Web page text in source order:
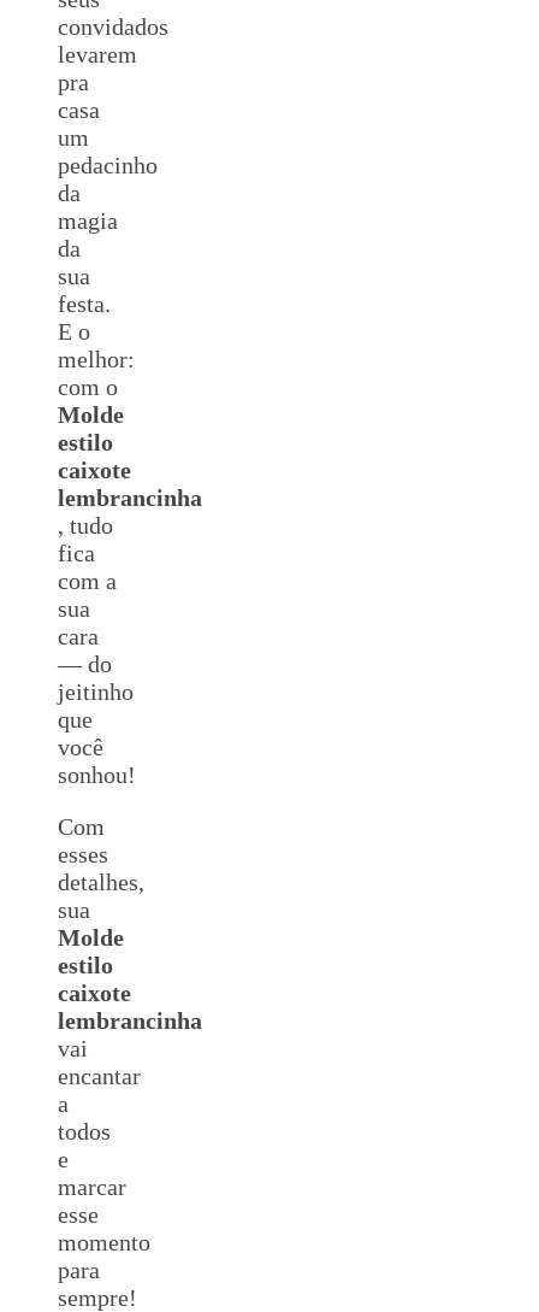
convidados
levarem
pra
casa
um
pedacinho
da
magia
da
sua
festa.
E o
melhor:
com o
Molde
estilo
caixote
lembrancinha
, tudo
fica
com a
sua
cara
— do
jeitinho
que
você
sonhou!
Com
esses
detalhes,
sua
Molde
estilo
caixote
lembrancinha
vai
encantar
a
todos
e
marcar
esse
momento
para
sempre!